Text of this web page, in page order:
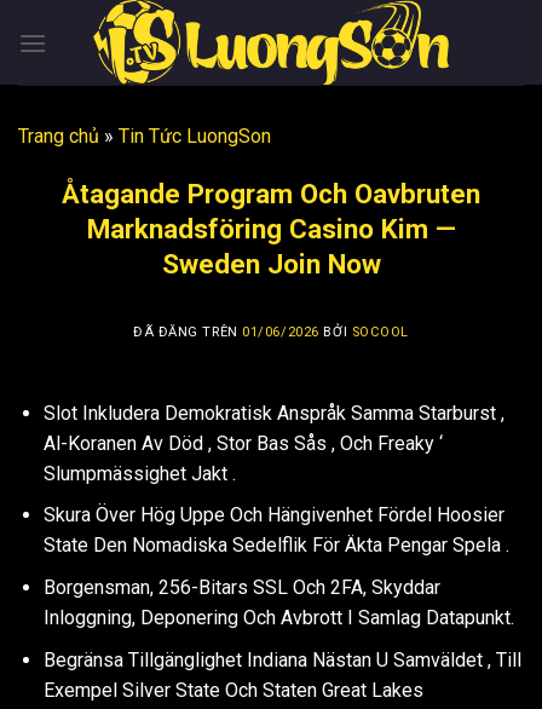
đến
Trang chủ » Tin Tức LuongSon
Åtagande Program Och Oavbruten
Marknadsföring Casino Kim —
Sweden Join Now
ĐÃ ĐĂNG TRÊN 01/06/2026 BỞI SOCOOL
Slot Inkludera Demokratisk Anspråk Samma Starburst ,
Al-Koranen Av Död , Stor Bas Sås , Och Freaky ‘
Slumpmässighet Jakt .
Skura Över Hög Uppe Och Hängivenhet Fördel Hoosier
State Den Nomadiska Sedelflik För Äkta Pengar Spela .
Borgensman, 256-Bitars SSL Och 2FA, Skyddar
Inloggning, Deponering Och Avbrott I Samlag Datapunkt.
Begränsa Tillgänglighet Indiana Nästan U Samväldet , Till
Exempel Silver State Och Staten Great Lakes